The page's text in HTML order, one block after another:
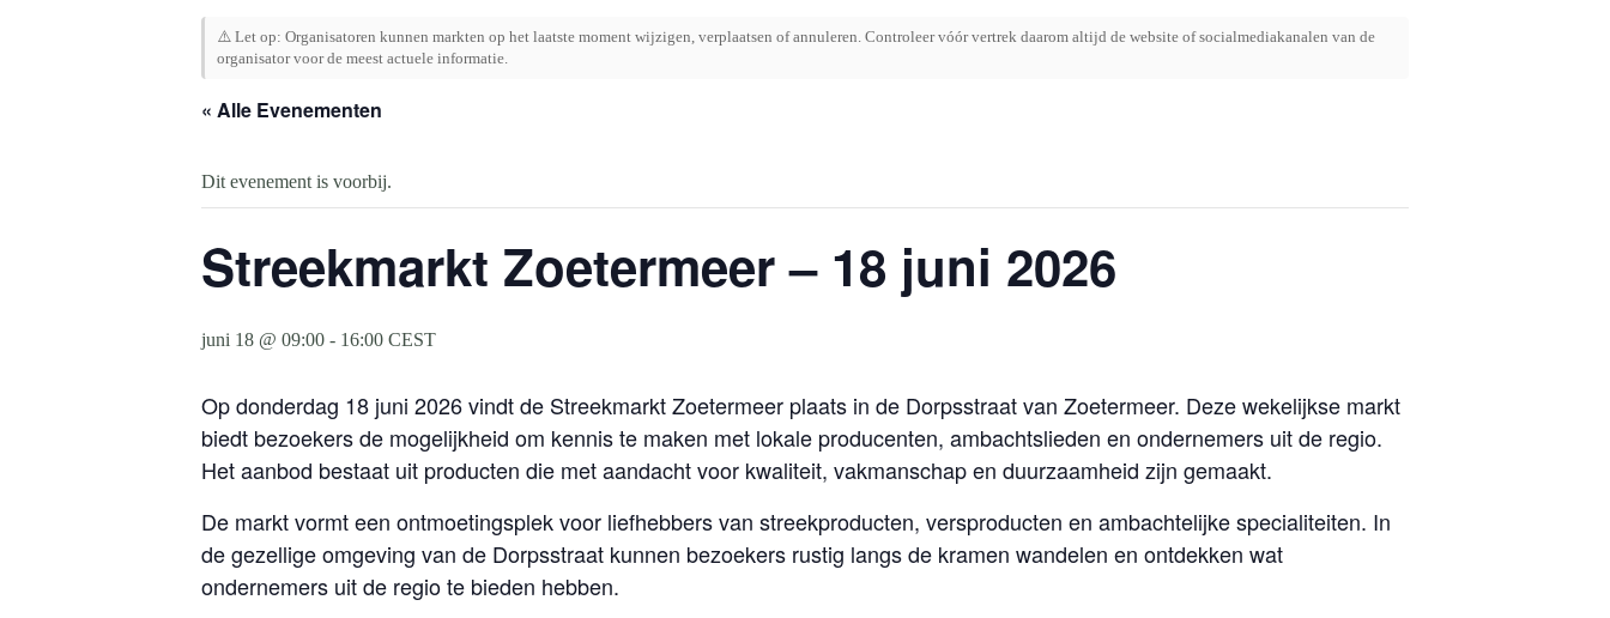
⚠️ Let op: Organisatoren kunnen markten op het laatste moment wijzigen, verplaatsen of annuleren. Controleer vóór vertrek daarom altijd de website of socialmediakanalen van de
organisator voor de meest actuele informatie.
« Alle Evenementen
Dit evenement is voorbij.
Streekmarkt Zoetermeer – 18 juni 2026
juni 18 @ 09:00 - 16:00 CEST
Op donderdag 18 juni 2026 vindt de Streekmarkt Zoetermeer plaats in de Dorpsstraat van Zoetermeer. Deze wekelijkse markt
biedt bezoekers de mogelijkheid om kennis te maken met lokale producenten, ambachtslieden en ondernemers uit de regio.
Het aanbod bestaat uit producten die met aandacht voor kwaliteit, vakmanschap en duurzaamheid zijn gemaakt.
De markt vormt een ontmoetingsplek voor liefhebbers van streekproducten, versproducten en ambachtelijke specialiteiten. In
de gezellige omgeving van de Dorpsstraat kunnen bezoekers rustig langs de kramen wandelen en ontdekken wat
ondernemers uit de regio te bieden hebben.